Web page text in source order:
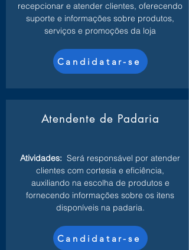
recepcionar e atender clientes, oferecendo
suporte e informações sobre produtos,
serviços e promoções da loja
Candidatar-se
Atendente de Padaria
Atividades: Será responsável por atender
clientes com cortesia e eficiência,
auxiliando na escolha de produtos e
fornecendo informações sobre os itens
disponíveis na padaria.
Candidatar-se